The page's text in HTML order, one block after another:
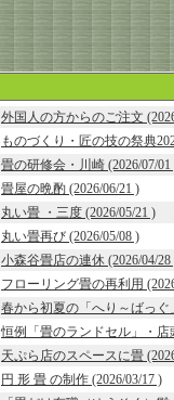
外国人の方からのご注文
ものづくり・匠の技の祭典
畳の研修会・川崎 (2026/07/01
畳屋の晩酌 (2026/06/21 )
丸い畳 ・三度 (2026/05/21 )
丸い畳再び (2026/05/08 )
小森谷畳店の連休 (2026/04/28
フローリング畳の再利用
春から初夏の「へり～ばっぐ
恒例「畳のランドセル」・店
天ぷら店のスペースに畳
円 形 畳 の制作 (2026/03/17 )